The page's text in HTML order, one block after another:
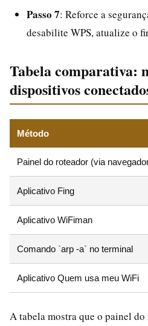
Passo 7: Reforce a
desabilite WPS, atualize o
Tabela comparativa:
dispositivos
Método
Painel do roteador (via
Aplicativo Fing
Aplicativo WiFiman
Comando `arp -a` no terminal
Aplicativo Quem usa meu WiFi
A tabela mostra que o painel